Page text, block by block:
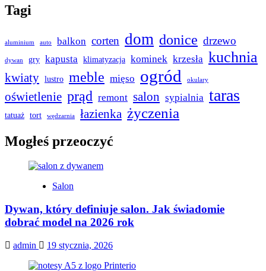
Tagi
aluminium auto balkon corten dom donice drzewo
dywan gry kapusta klimatyzacja kominek krzesła kuchnia
kwiaty lustro meble mięso ogród okulary
oświetlenie prąd remont salon sypialnia taras
tatuaż tort wędzarnia łazienka życzenia
Mogłeś przeoczyć
Salon
Dywan, który definiuje salon. Jak świadomie
dobrać model na 2026 rok
admin 19 stycznia, 2026